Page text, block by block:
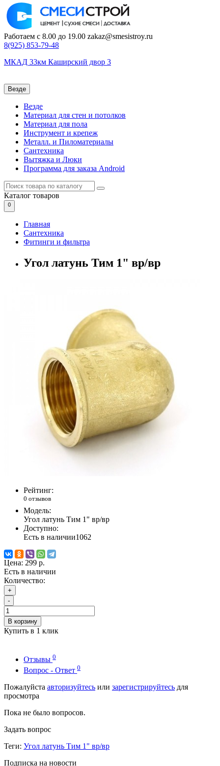
Работаем с 8.00 до 19.00 zakaz@smesistroy.ru
8(925) 853-79-48
МКАД 33км Каширский двор 3
Везде
Везде
Материал для стен и потолков
Материал для пола
Инструмент и крепеж
Металл. и Пиломатериалы
Сантехника
Вытяжка и Люки
Программа для заказа Android
Каталог товаров
0
Главная
Сантехника
Фитинги и фильтра
Угол латунь Тим 1" вр/вр
Рейтинг:
0 отзывов
Модель:
Угол латунь Тим 1" вр/вр
Доступно:
Есть в наличии1062
Цена: 299 р.
Есть в наличии
Количество:
+
-
В корзину
Купить в 1 клик
Отзывы 0
Вопрос - Ответ 0
Пожалуйста авторизуйтесь или зарегистрируйтесь для
просмотра
Пока не было вопросов.
Задать вопрос
Теги: Угол латунь Тим 1" вр/вр
Подписка на новости